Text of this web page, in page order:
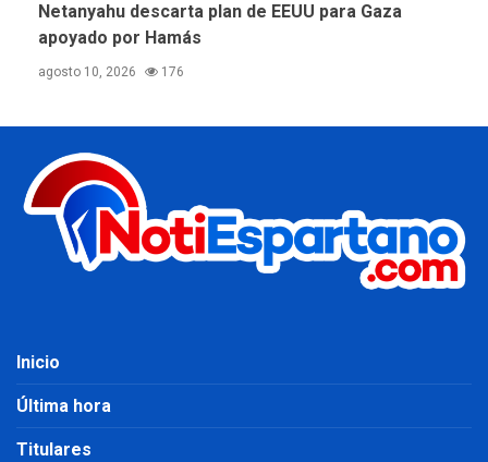
Netanyahu descarta plan de EEUU para Gaza
apoyado por Hamás
agosto 10, 2026 176
Inicio
Última hora
Titulares